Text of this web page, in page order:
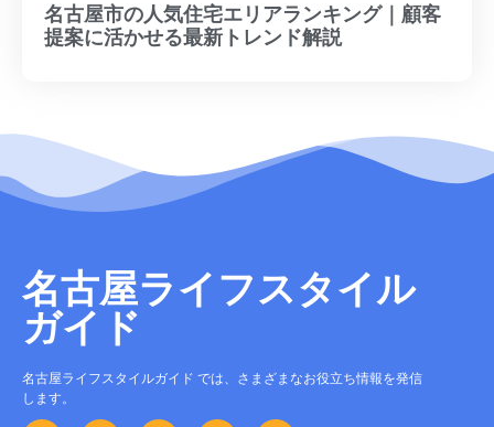
名古屋市の人気住宅エリアランキング｜顧客
提案に活かせる最新トレンド解説
名古屋ライフスタイル
ガイド
名古屋ライフスタイルガイド では、さまざまなお役立ち情報を発信
します。